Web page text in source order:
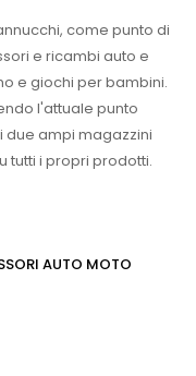
come punto di
e ricambi auto e
e giochi per bambini.
l'attuale punto
due ampi magazzini
tutti i propri prodotti.
AUTO MOTO